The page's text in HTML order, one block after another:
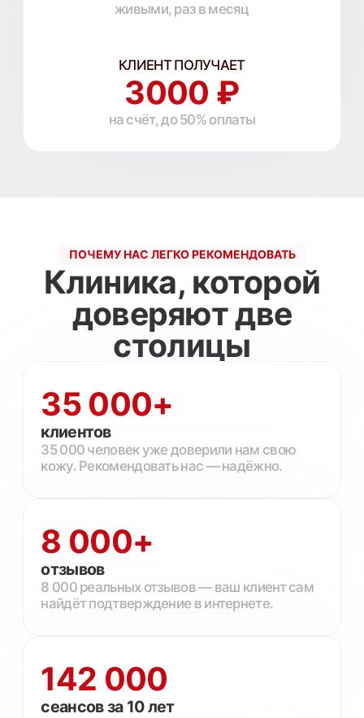
найдёт подтверждение в интернете.
142 000
Высокая конверсия из записи в оплату —
Четыре шага —
от ссылки до 3000
01
Регистрация
Заводите профиль в боте за 60 секунд и
получаете личную реферальную ссылку.
Имя, контакт — готово. Ничего лишнего.
Делитесь
Отправляете ссылку в сторис, директ, QR-
код на визитке — где удобно.
Большинство партнёров просто добавляют
её в актуальное.
Клиент приходит
Он переходит, оставляет заявку, его
обрабатывает наш отдел продаж.
Вы ни с кем не общаетесь — всё берём на
себя.